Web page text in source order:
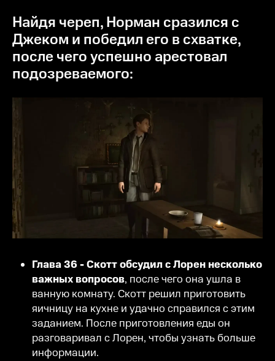
Найдя череп, Норман сразился с
Джеком и победил его в схватке,
после чего успешно арестовал
подозреваемого:
Глава 36 - Скотт обсудил с Лорен несколько
важных вопросов, после чего она ушла в
ванную комнату. Скотт решил приготовить
яичницу на кухне и удачно справился с этим
заданием. После приготовления еды он
разговаривал с Лорен, чтобы узнать больше
информации.